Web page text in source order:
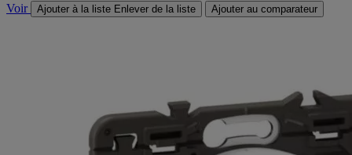
Voir Ajouter à la liste Enlever de la liste Ajouter au comparateur